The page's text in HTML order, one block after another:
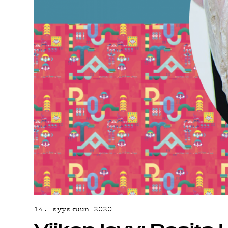
G LIVELAB
YSTÄVÄKLUBI
TIETOSUOJA
14. syyskuun 2020